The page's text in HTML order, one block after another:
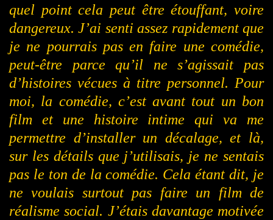
quel point cela peut être étouffant, voire
dangereux.J’ai senti assez rapidement que
je ne pourrais pas en faire une comédie,
peut-être parce qu’il ne s’agissait pas
d’histoires vécues à titre personnel. Pour
moi, la comédie, c’est avant tout un bon
film et une histoire intime qui va me
permettre d’installer un décalage, et là,
sur les détails que j’utilisais, je ne sentais
pas le ton de la comédie. Cela étant dit, je
ne voulais surtout pas faire un film de
réalisme social. J’étais davantage motivée